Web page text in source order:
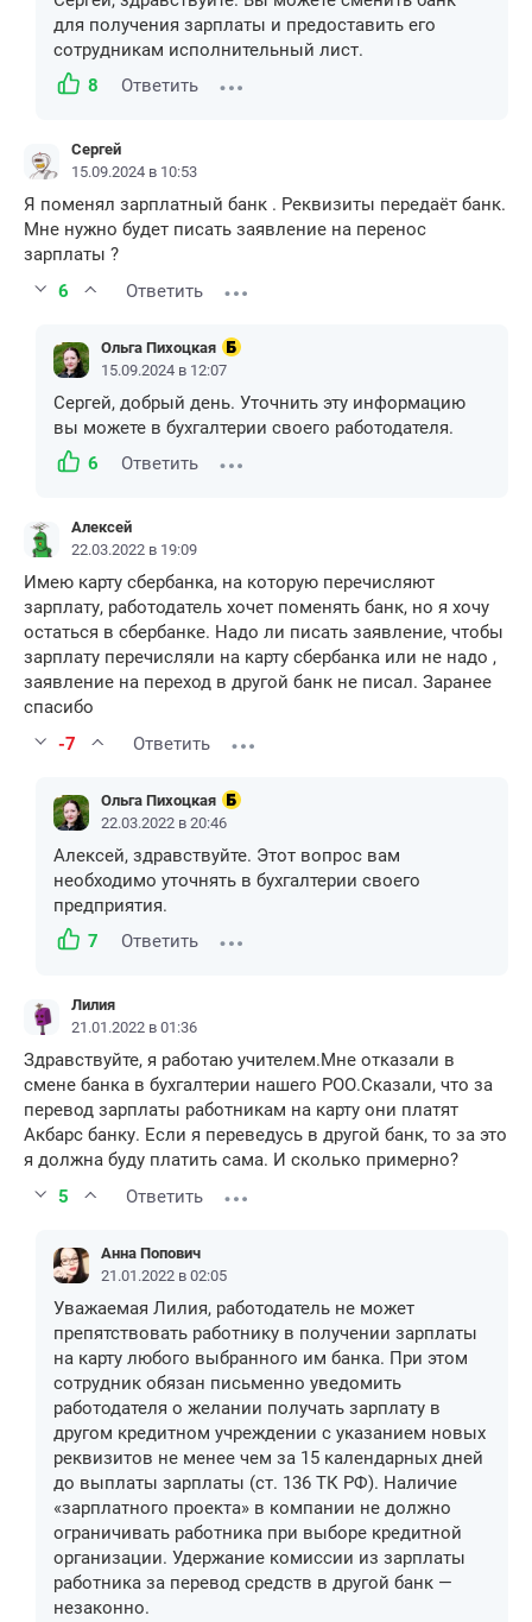
для получения зарплаты и предоставить его
сотрудникам исполнительный лист.
8
Ответить
Сергей
15.09.2024 в 10:53
Я поменял зарплатный банк . Реквизиты передаёт банк.
Мне нужно будет писать заявление на перенос
зарплаты ?
6
Ответить
Ольга Пихоцкая
15.09.2024 в 12:07
Сергей, добрый день. Уточнить эту информацию
вы можете в бухгалтерии своего работодателя.
6
Ответить
Алексей
22.03.2022 в 19:09
Имею карту сбербанка, на которую перечисляют
зарплату, работодатель хочет поменять банк, но я хочу
остаться в сбербанке. Надо ли писать заявление, чтобы
зарплату перечисляли на карту сбербанка или не надо ,
заявление на переход в другой банк не писал. Заранее
спасибо
-7
Ответить
Ольга Пихоцкая
22.03.2022 в 20:46
Алексей, здравствуйте. Этот вопрос вам
необходимо уточнять в бухгалтерии своего
предприятия.
7
Ответить
Лилия
21.01.2022 в 01:36
Здравствуйте, я работаю учителем.Мне отказали в
смене банка в бухгалтерии нашего РОО.Сказали, что за
перевод зарплаты работникам на карту они платят
Акбарс банку. Если я переведусь в другой банк, то за это
я должна буду платить сама. И сколько примерно?
5
Ответить
Анна Попович
21.01.2022 в 02:05
Уважаемая Лилия, работодатель не может
препятствовать работнику в получении зарплаты
на карту любого выбранного им банка. При этом
сотрудник обязан письменно уведомить
работодателя о желании получать зарплату в
другом кредитном учреждении с указанием новых
реквизитов не менее чем за 15 календарных дней
до выплаты зарплаты (ст. 136 ТК РФ). Наличие
«зарплатного проекта» в компании не должно
ограничивать работника при выборе кредитной
организации. Удержание комиссии из зарплаты
работника за перевод средств в другой банк —
незаконно.